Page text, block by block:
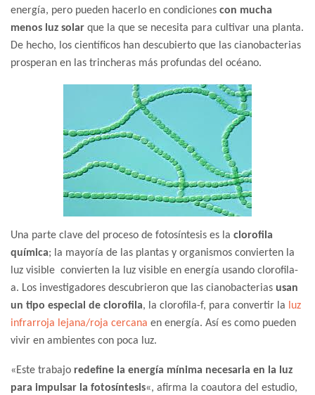
energía, pero pueden hacerlo en condiciones con mucha
menos luz solar que la que se necesita para cultivar una planta.
De hecho, los científicos han descubierto que las cianobacterias
prosperan en las trincheras más profundas del océano.
Una parte clave del proceso de fotosíntesis es la clorofila
química; la mayoría de las plantas y organismos convierten la
luz visible convierten la luz visible en energía usando clorofila-
a. Los investigadores descubrieron que las cianobacterias usan
un tipo especial de clorofila, la clorofila-f, para convertir la luz
infrarroja lejana/roja cercana en energía. Así es como pueden
vivir en ambientes con poca luz.
«Este trabajo redefine la energía mínima necesaria en la luz
para impulsar la fotosíntesis«, afirma la coautora del estudio,